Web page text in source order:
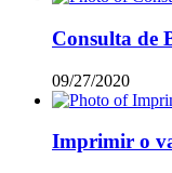
Consulta de
09/27/2020
Imprimir o